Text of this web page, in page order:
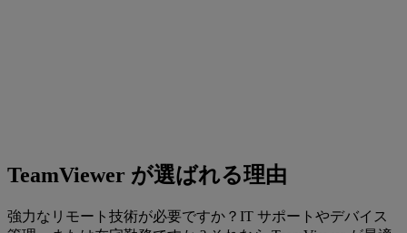
TeamViewer が選ばれる理由
強力なリモート技術が必要ですか？IT サポートやデバイス